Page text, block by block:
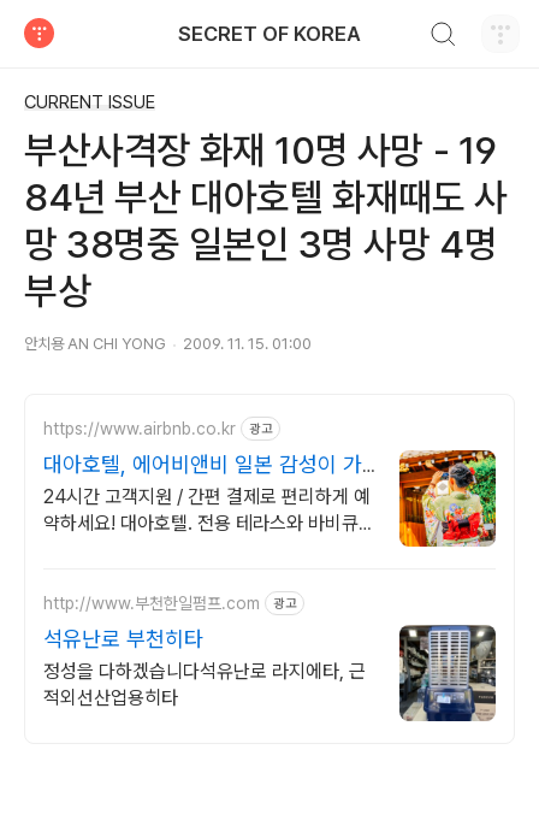
SECRET OF KOREA
CURRENT ISSUE
부산사격장 화재 10명 사망 - 19
84년 부산 대아호텔 화재때도 사
망 38명중 일본인 3명 사망 4명
부상
안치용 AN CHI YONG 2009. 11. 15. 01:00
https://www.airbnb.co.kr 광고
대아호텔, 에어비앤비 일본 감성이 가
득한 숙소
24시간 고객지원 / 간편 결제로 편리하게 예
약하세요! 대아호텔. 전용 테라스와 바비큐
http://www.부천한일펌프.com 광고
석유난로 부천히타
정성을 다하겠습니다석유난로 라지에타, 근
적외선산업용히타